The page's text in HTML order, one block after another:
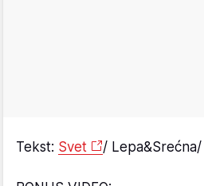
Tekst: Svet / Lepa&Srećna/